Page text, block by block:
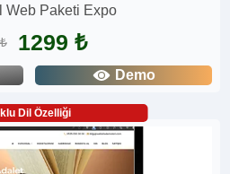
Web Paketi Expo
1299 ₺
Demo
Dil Özelliği